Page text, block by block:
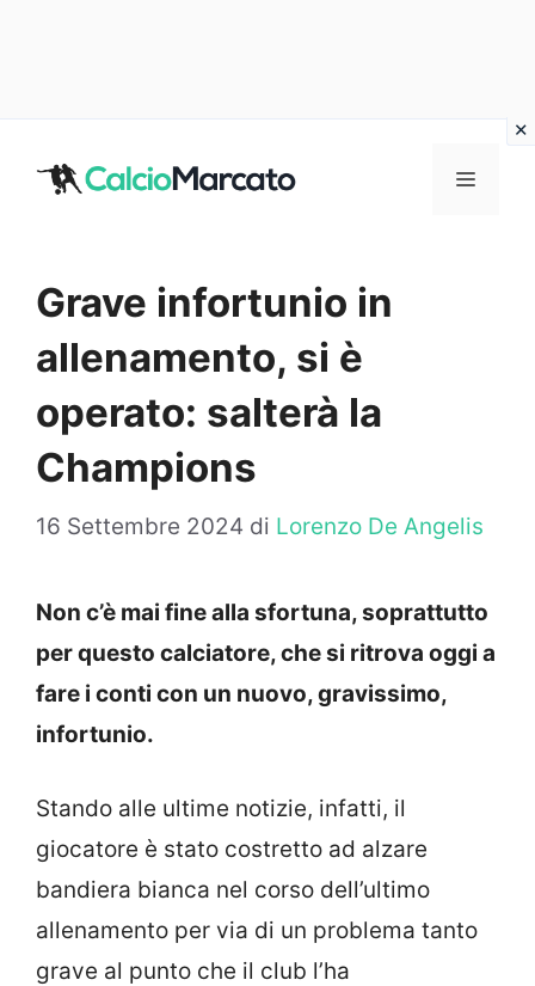
MENU
Grave infortunio in
allenamento, si è
operato: salterà la
Champions
16 Settembre 2024 di Lorenzo De Angelis
Non c’è mai fine alla sfortuna, soprattutto
per questo calciatore, che si ritrova oggi a
fare i conti con un nuovo, gravissimo,
infortunio.
Stando alle ultime notizie, infatti, il
giocatore è stato costretto ad alzare
bandiera bianca nel corso dell’ultimo
allenamento per via di un problema tanto
grave al punto che il club l’ha